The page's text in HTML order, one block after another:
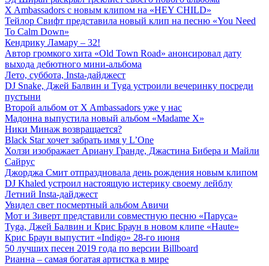
X Ambassadors с новым клипом на «HEY CHILD»
Тейлор Свифт представила новый клип на песню «You Need
To Calm Down»
Кендрику Ламару – 32!
Автор громкого хита «Old Town Road» анонсировал дату
выхода дебютного мини-альбома
Лето, суббота, Insta-дайджест
DJ Snake, Джей Балвин и Tyga устроили вечеринку посреди
пустыни
Второй альбом от X Ambassadors уже у нас
Мадонна выпустила новый альбом «Madame X»
Ники Минаж возвращается?
Black Star хочет забрать имя у L’One
Холзи изображает Ариану Гранде, Джастина Бибера и Майли
Сайрус
Джорджа Смит отпраздновала день рождения новым клипом
DJ Khaled устроил настоящую истерику своему лейблу
Летний Insta-дайджест
Увидел свет посмертный альбом Авичи
Мот и Зиверт представили совместную песню «Паруса»
Tyga, Джей Балвин и Крис Браун в новом клипе «Haute»
Крис Браун выпустит «Indigo» 28-го июня
50 лучших песен 2019 года по версии Billboard
Рианна – самая богатая артистка в мире